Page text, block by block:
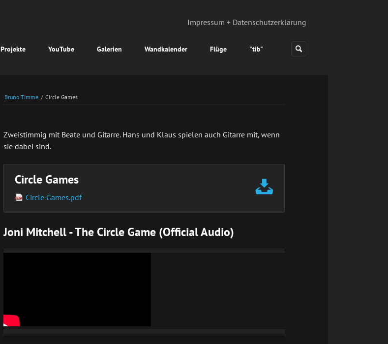
Projekte YouTube Galerien Wandkalender Flüge "tib"
Impressum + Datenschutzerklärung
Bruno Timme / Circle Games
Zweistimmig mit Beate und Gitarre. Hans und Klaus spielen auch Gitarre mit, wenn
sie dabei sind.
Circle Games
Circle Games.pdf
Joni Mitchell - The Circle Game (Official Audio)